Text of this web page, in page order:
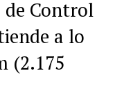
de Control
a lo
(2.175